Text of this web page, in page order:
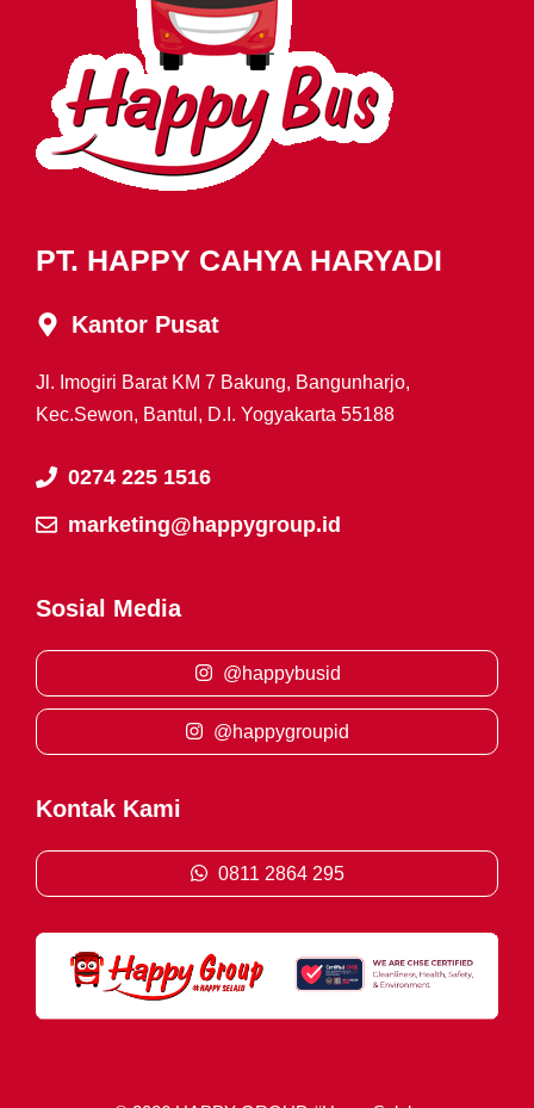
PT. HAPPY CAHYA HARYADI
Kantor Pusat
Jl. Imogiri Barat KM 7 Bakung, Bangunharjo,
Kec.Sewon, Bantul, D.I. Yogyakarta 55188
0274 225 1516
marketing@happygroup.id
Sosial Media
@happybusid
@happygroupid
Kontak Kami
0811 2864 295